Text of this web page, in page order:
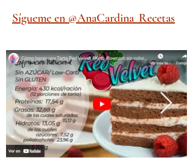
Sígueme en @AnaCardina_Recetas